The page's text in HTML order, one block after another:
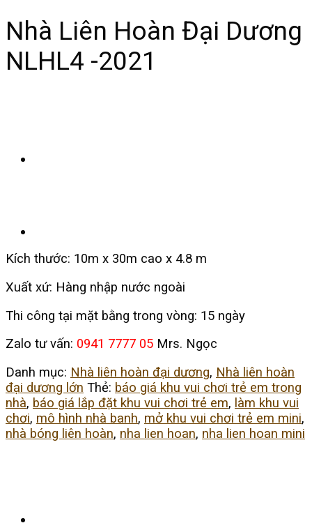
Nhà Liên Hoàn Đại Dương
NLHL4 -2021
Kích thước: 10m x 30m cao x 4.8 m
Xuất xứ: Hàng nhập nước ngoài
Thi công tại mặt bằng trong vòng: 15 ngày
Zalo tư vấn: 0941 7777 05 Mrs. Ngọc
Danh mục: Nhà liên hoàn đại dương, Nhà liên hoàn
đại dương lớn Thẻ: báo giá khu vui chơi trẻ em trong
nhà, báo giá lắp đặt khu vui chơi trẻ em, làm khu vui
chơi, mô hình nhà banh, mở khu vui chơi trẻ em mini,
nhà bóng liên hoàn, nha lien hoan, nha lien hoan mini